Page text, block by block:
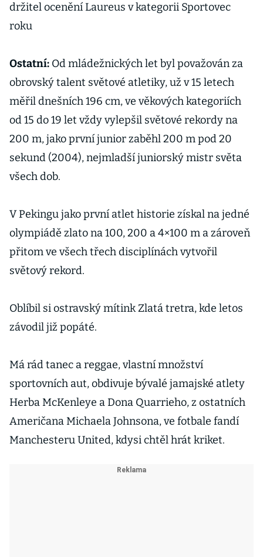
držitel ocenění Laureus v kategorii Sportovec
roku
Ostatní: Od mládežnických let byl považován za
obrovský talent světové atletiky, už v 15 letech
měřil dnešních 196 cm, ve věkových kategoriích
od 15 do 19 let vždy vylepšil světové rekordy na
200 m, jako první junior zaběhl 200 m pod 20
sekund (2004), nejmladší juniorský mistr světa
všech dob.
V Pekingu jako první atlet historie získal na jedné
olympiádě zlato na 100, 200 a 4×100 m a zároveň
přitom ve všech třech disciplínách vytvořil
světový rekord.
Oblíbil si ostravský mítink Zlatá tretra, kde letos
závodil již popáté.
Má rád tanec a reggae, vlastní množství
sportovních aut, obdivuje bývalé jamajské atlety
Herba McKenleye a Dona Quarrieho, z ostatních
Američana Michaela Johnsona, ve fotbale fandí
Manchesteru United, kdysi chtěl hrát kriket.